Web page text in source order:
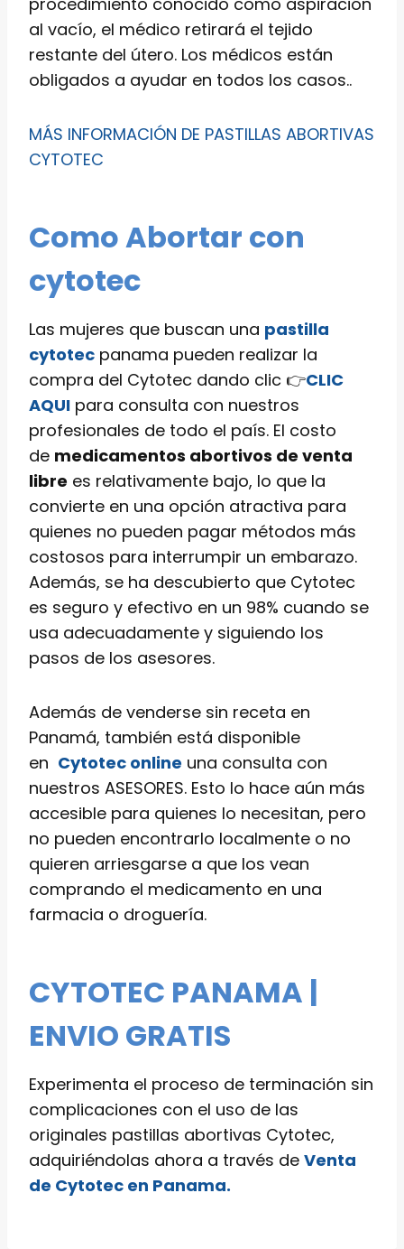
al vacío, el médico retirará el tejido
restante del útero. Los médicos están
obligados a ayudar en todos los casos..
MÁS INFORMACIÓN DE PASTILLAS ABORTIVAS
CYTOTEC
Como Abortar con
cytotec
Las mujeres que buscan una pastilla
cytotec panama pueden realizar la
compra del Cytotec dando clic 👉CLIC
AQUI para consulta con nuestros
profesionales de todo el país. El costo
de medicamentos abortivos de venta
libre es relativamente bajo, lo que la
convierte en una opción atractiva para
quienes no pueden pagar métodos más
costosos para interrumpir un embarazo.
Además, se ha descubierto que Cytotec
es seguro y efectivo en un 98% cuando se
usa adecuadamente y siguiendo los
pasos de los asesores.
Además de venderse sin receta en
Panamá, también está disponible
en Cytotec online una consulta con
nuestros ASESORES. Esto lo hace aún más
accesible para quienes lo necesitan, pero
no pueden encontrarlo localmente o no
quieren arriesgarse a que los vean
comprando el medicamento en una
farmacia o droguería.
CYTOTEC PANAMA |
ENVIO GRATIS
Experimenta el proceso de terminación sin
complicaciones con el uso de las
originales pastillas abortivas Cytotec,
adquiriéndolas ahora a través de Venta
de Cytotec en Panama.